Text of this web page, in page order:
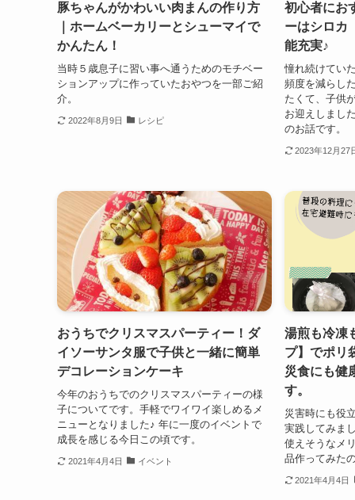
豚ちゃんがかわいい肉まんの作り方
｜ホームベーカリーとシューマイで
かんたん！
当時５歳息子に習い事へ通うためのモチベー
ションアップに作っていたおやつを一部ご紹
介。
2022年8月9日 レシピ
初心者にお
ーはシロカ
能充実♪
憧れ続けてい
頻度を減らし
たくて、子供
お迎えしまし
のお話です。
2023年12月27
おうちでクリスマスパーティー！ダ
イソーサンタ服で子供と一緒に簡単
デコレーションケーキ
今年のおうちでのクリスマスパーティーの様
子についてです。手軽でワイワイ楽しめるメ
ニューとなりました♪ 年に一度のイベントで
成長を感じる今日この頃です。
2021年4月4日 イベント
湯煎も冷凍
プ】でポリ
災食にも健
す。
災害時にも役
実践してみま
使えそうなメ
品作ってみた
2021年4月4日